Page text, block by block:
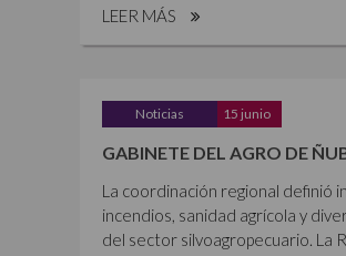
LEER MÁS
Noticias 15 junio
GABINETE DEL AGRO DE
La coordinación regional definió
incendios, sanidad agrícola y
del sector silvoagropecuario. La